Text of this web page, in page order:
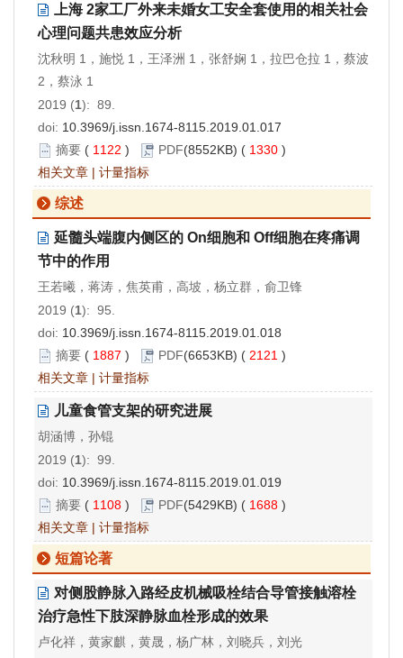
上海 2家工厂外来未婚女工安全套使用的相关社会
心理问题共患效应分析
沈秋明 1，施悦 1，王泽洲 1，张舒娴 1，拉巴仓拉 1，蔡波
2，蔡泳 1
2019 (1): 89.
doi: 10.3969/j.issn.1674-8115.2019.01.017
摘要 ( 1122 ) PDF(8552KB) ( 1330 )
相关文章 | 计量指标
综述
延髓头端腹内侧区的 On细胞和 Off细胞在疼痛调
节中的作用
王若曦，蒋涛，焦英甫，高坡，杨立群，俞卫锋
2019 (1): 95.
doi: 10.3969/j.issn.1674-8115.2019.01.018
摘要 ( 1887 ) PDF(6653KB) ( 2121 )
相关文章 | 计量指标
儿童食管支架的研究进展
胡涵博，孙锟
2019 (1): 99.
doi: 10.3969/j.issn.1674-8115.2019.01.019
摘要 ( 1108 ) PDF(5429KB) ( 1688 )
相关文章 | 计量指标
短篇论著
对侧股静脉入路经皮机械吸栓结合导管接触溶栓
治疗急性下肢深静脉血栓形成的效果
卢化祥，黄家麒，黄晟，杨广林，刘晓兵，刘光